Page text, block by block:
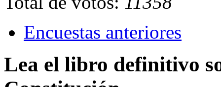
Encuestas anteriores
Lea el libro definitivo